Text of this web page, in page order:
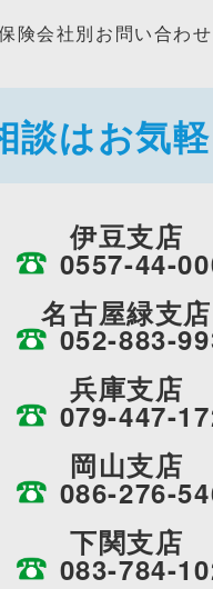
険会社別お問い合わ
談はお気
伊豆支店
0557-44-
名古屋緑支店
052-883-
兵庫支店
079-447-
岡山支店
086-276-
下関支店
083-784-